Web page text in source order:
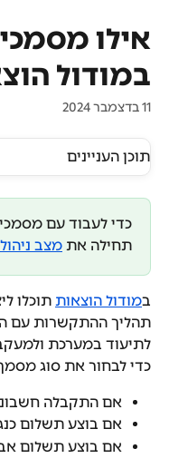
אילו
במודול
11 בדצמבר 2024
תוכן העניינים
כדי לעבוד עם
תחילה את מצב
במודול הוצאות תוכלו
תהליך ההתקשרות עם
לתיעוד במערכת
כדי לבחור את סוג
אם התקבלה
אם בוצע תשלום
אם בוצע תשלום